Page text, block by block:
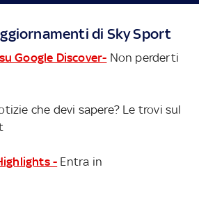
di Sky Sport
Google Discover- Non perderti
che devi sapere? Le trovi sul
- Entra in